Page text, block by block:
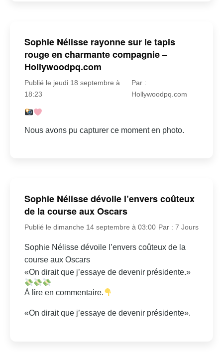
Sophie Nélisse rayonne sur le tapis
rouge en charmante compagnie –
Hollywoodpq.com
Publié le jeudi 18 septembre à
18:23
Par :
Hollywoodpq.com
Nous avons pu capturer ce moment en photo.
Sophie Nélisse dévoile l’envers coûteux
de la course aux Oscars
Publié le dimanche 14 septembre à 03:00 Par : 7 Jours
Sophie Nélisse dévoile l’envers coûteux de la
course aux Oscars
«On dirait que j’essaye de devenir présidente.»
À lire en commentaire.
«On dirait que j’essaye de devenir présidente».